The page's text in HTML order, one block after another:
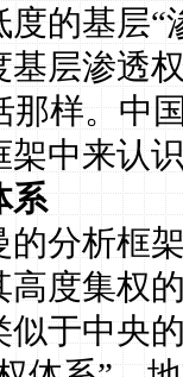
度的基层“
层渗透
那样。中
架中来认
系
的分析框
高度集权
似于中央